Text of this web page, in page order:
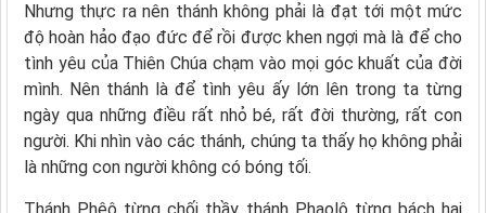
Nhưng thực ra nên thánh không phải là đạt tới một mức
độ hoàn hảo đạo đức để rồi được khen ngợi mà là để cho
tình yêu của Thiên Chúa chạm vào mọi góc khuất của đời
mình. Nên thánh là để tình yêu ấy lớn lên trong ta từng
ngày qua những điều rất nhỏ bé, rất đời thường, rất con
người. Khi nhìn vào các thánh, chúng ta thấy họ không phải
là những con người không có bóng tối.